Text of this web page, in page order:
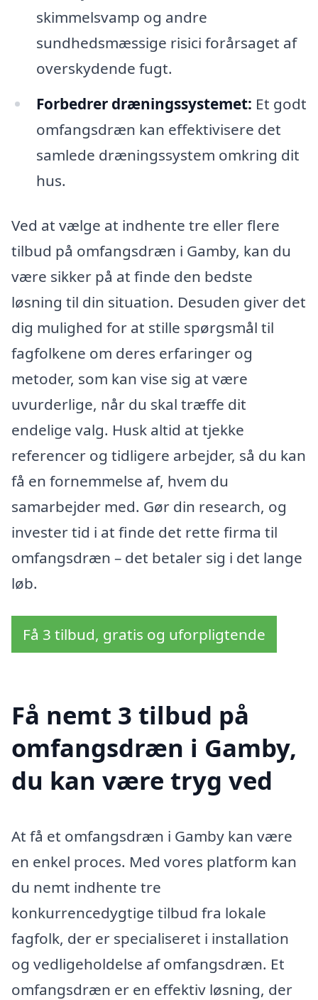
skimmelsvamp og andre
sundhedsmæssige risici forårsaget af
overskydende fugt.
Forbedrer dræningssystemet: Et godt
omfangsdræn kan effektivisere det
samlede dræningssystem omkring dit
hus.
Ved at vælge at indhente tre eller flere
tilbud på omfangsdræn i Gamby, kan du
være sikker på at finde den bedste
løsning til din situation. Desuden giver det
dig mulighed for at stille spørgsmål til
fagfolkene om deres erfaringer og
metoder, som kan vise sig at være
uvurderlige, når du skal træffe dit
endelige valg. Husk altid at tjekke
referencer og tidligere arbejder, så du kan
få en fornemmelse af, hvem du
samarbejder med. Gør din research, og
invester tid i at finde det rette firma til
omfangsdræn – det betaler sig i det lange
løb.
Få 3 tilbud, gratis og uforpligtende
Få nemt 3 tilbud på
omfangsdræn i Gamby,
du kan være tryg ved
At få et omfangsdræn i Gamby kan være
en enkel proces. Med vores platform kan
du nemt indhente tre
konkurrencedygtige tilbud fra lokale
fagfolk, der er specialiseret i installation
og vedligeholdelse af omfangsdræn. Et
omfangsdræn er en effektiv løsning, der